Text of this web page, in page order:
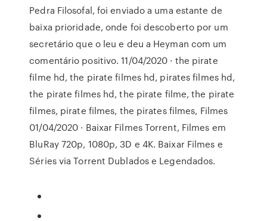
Pedra Filosofal, foi enviado a uma estante de
baixa prioridade, onde foi descoberto por um
secretário que o leu e deu a Heyman com um
comentário positivo. 11/04/2020 · the pirate
filme hd, the pirate filmes hd, pirates filmes hd,
the pirate filmes hd, the pirate filme, the pirate
filmes, pirate filmes, the pirates filmes, Filmes
01/04/2020 · Baixar Filmes Torrent, Filmes em
BluRay 720p, 1080p, 3D e 4K. Baixar Filmes e
Séries via Torrent Dublados e Legendados.